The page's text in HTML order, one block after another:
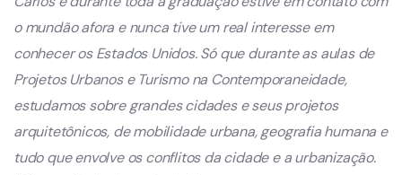
o mundão afora e nunca tive um real interesse em
conhecer os Estados Unidos. Só que durante as aulas de
Projetos Urbanos e Turismo na Contemporaneidade,
estudamos sobre grandes cidades e seus projetos
arquitetônicos, de mobilidade urbana, geografia humana e
tudo que envolve os conflitos da cidade e a urbanização.